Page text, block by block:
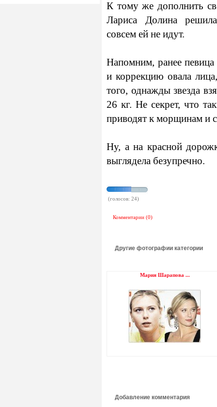
К тому же дополнить
Лариса Долина
совсем ей не идут.
Напомним, ранее
и коррекцию овала
того, однажды звезда
26 кг. Не секрет, что
приводят к морщинам и
Ну, а на красной
выглядела безупречно.
(голосов: 24)
Комментарии (0)
Другие фотографии категории
Мария Шарапова ...
Добавление комментария